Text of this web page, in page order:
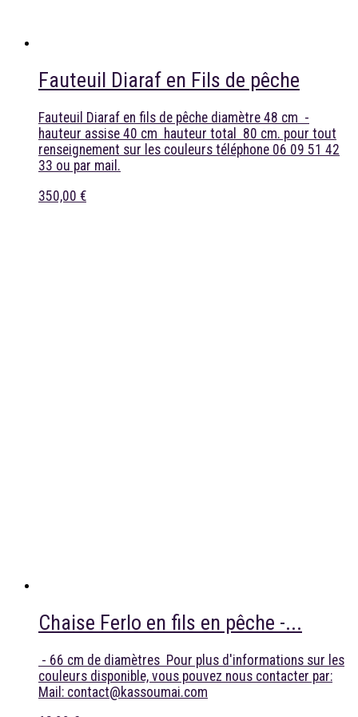
Fauteuil Diaraf en Fils de pêche
Fauteuil Diaraf en fils de pêche diamètre 48 cm -
hauteur assise 40 cm hauteur total 80 cm. pour tout
renseignement sur les couleurs téléphone 06 09 51 42
33 ou par mail.
350,00 €
Chaise Ferlo en fils en pêche -...
- 66 cm de diamètres Pour plus d'informations sur les
couleurs disponible, vous pouvez nous contacter par:
Mail: contact@kassoumai.com